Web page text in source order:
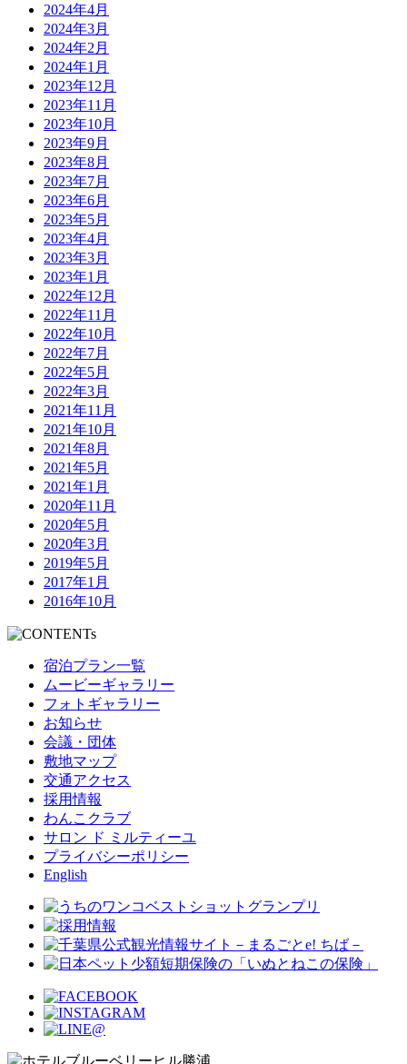
2024年4月
2024年3月
2024年2月
2024年1月
2023年12月
2023年11月
2023年10月
2023年9月
2023年8月
2023年7月
2023年6月
2023年5月
2023年4月
2023年3月
2023年1月
2022年12月
2022年11月
2022年10月
2022年7月
2022年5月
2022年3月
2021年11月
2021年10月
2021年8月
2021年5月
2021年1月
2020年11月
2020年5月
2020年3月
2019年5月
2017年1月
2016年10月
宿泊プラン一覧
ムービーギャラリー
フォトギャラリー
お知らせ
会議・団体
敷地マップ
交通アクセス
採用情報
わんこクラブ
サロン ド ミルティーユ
プライバシーポリシー
English